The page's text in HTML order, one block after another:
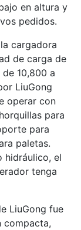
en altura y
pedidos.
cargadora
de carga de
10,800 a
LiuGong
operar con
para
para
paletas.
hidráulico, el
tenga
LiuGong fue
compacta,